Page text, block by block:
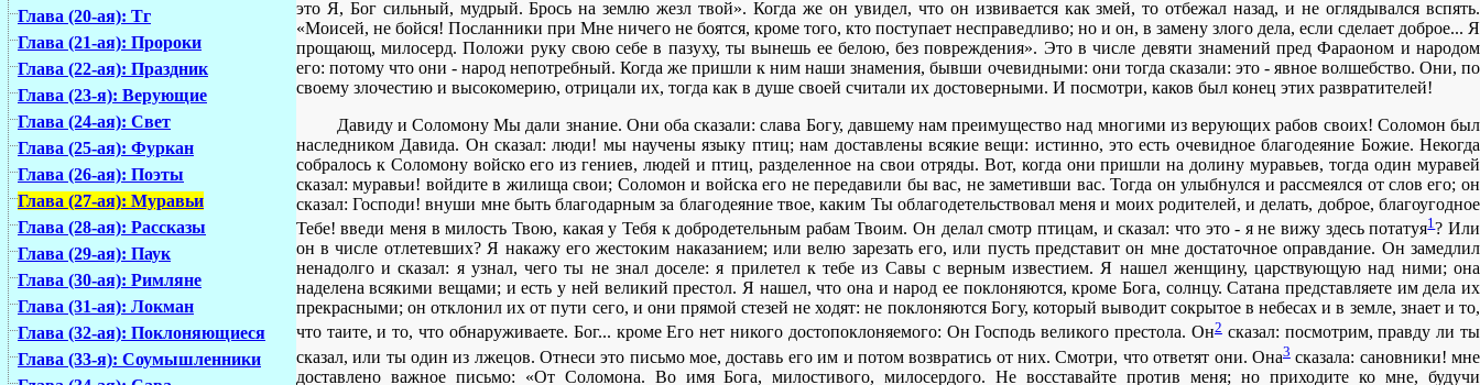
Глава (20-ая): Тг
Глава (21-ая): Пророки
Глава (22-ая): Праздник
Глава (23-я): Верующие
Глава (24-ая): Свет
Глава (25-ая): Фуркан
Глава (26-ая): Поэты
Глава (27-ая): Муравьи
Глава (28-ая): Рассказы
Глава (29-ая): Паук
Глава (30-ая): Римляне
Глава (31-ая): Локман
Глава (32-ая): Поклоняющиеся
Глава (33-я): Соумышленники
это Я, Бог сильный, мудрый. Брось на землю жезл твой». Когда же он увидел, что он извивается как змей, то отбежал назад, и не оглядывался вспять.
«Моисей, не бойся! Посланники при Мне ничего не боятся, кроме того, кто поступает несправедливо; но и он, в замену злого дела, если сделает доброе... Я
прощающ, милосерд. Положи руку свою себе в пазуху, ты вынешь ее белою, без повреждения». Это в числе девяти знамений пред Фараоном и народом
его: потому что они - народ непотребный. Когда же пришли к ним наши знамения, бывши очевидными: они тогда сказали: это - явное волшебство. Они, по
своему злочестию и высокомерию, отрицали их, тогда как в душе своей считали их достоверными. И посмотри, каков был конец этих развратителей!
Давиду и Соломону Мы дали знание. Они оба сказали: слава Богу, давшему нам преимущество над многими из верующих рабов своих! Соломон был
наследником Давида. Он сказал: люди! мы научены языку птиц; нам доставлены всякие вещи: истинно, это есть очевидное благодеяние Божие. Некогда
собралось к Соломону войско его из гениев, людей и птиц, разделенное на свои отряды. Вот, когда они пришли на долину муравьев, тогда один муравей
сказал: муравьи! войдите в жилища свои; Соломон и войска его не передавили бы вас, не заметивши вас. Тогда он улыбнулся и рассмеялся от слов его; он
сказал: Господи! внуши мне быть благодарным за благодеяние твое, каким Ты облагодетельствовал меня и моих родителей, и делать, доброе, благоугодное
Тебе! введи меня в милость Твою, какая у Тебя к добродетельным рабам Твоим. Он делал смотр птицам, и сказал: что это - я не вижу здесь потатуя1? Или
он в числе отлетевших? Я накажу его жестоким наказанием; или велю зарезать его, или пусть представит он мне достаточное оправдание. Он замедлил
ненадолго и сказал: я узнал, чего ты не знал доселе: я прилетел к тебе из Савы с верным известием. Я нашел женщину, царствующую над ними; она
наделена всякими вещами; и есть у ней великий престол. Я нашел, что она и народ ее поклоняются, кроме Бога, солнцу. Сатана представляете им дела их
прекрасными; он отклонил их от пути сего, и они прямой стезей не ходят: не поклоняются Богу, который выводит сокрытое в небесах и в земле, знает и то,
что таите, и то, что обнаруживаете. Бог... кроме Его нет никого достопоклоняемого: Он Господь великого престола. Он2сказал: посмотрим, правду ли ты
сказал, или ты один из лжецов. Отнеси это письмо мое, доставь его им и потом возвратись от них. Смотри, что ответят они. Она3сказала: сановники! мне
доставлено важное письмо: «От Соломона. Во имя Бога, милостивого, милосердого. Не восставайте против меня; но приходите ко мне, будучи